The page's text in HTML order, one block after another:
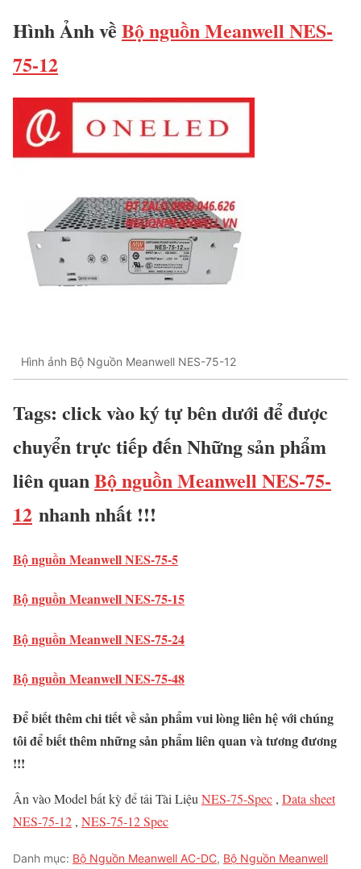
Hình Ảnh về Bộ nguồn Meanwell NES-
75-12
Hình ảnh Bộ Nguồn Meanwell NES-75-12
Tags: click vào ký tự bên dưới để được
chuyển trực tiếp đến Những sản phẩm
liên quanBộ nguồn Meanwell NES-75-
12 nhanh nhất !!!
Bộ nguồn Meanwell NES-75-5
Bộ nguồn Meanwell NES-75-15
Bộ nguồn Meanwell NES-75-24
Bộ nguồn Meanwell NES-75-48
Để biết thêm chi tiết về sản phẩm vui lòng liên hệ với chúng
tôi để biết thêm những sản phẩm liên quan và tương đương
!!!
Ân vào Model bất kỳ để tải Tài LiệuNES-75-Spec , Data sheet
NES-75-12 , NES-75-12 Spec
Danh mục: Bộ Nguồn Meanwell AC-DC, Bộ Nguồn Meanwell